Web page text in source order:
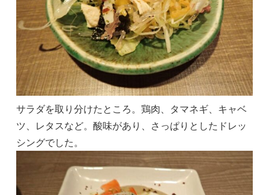
サラダを取り分けたところ。鶏肉、タマネギ、キャベ
ツ、レタスなど。酸味があり、さっぱりとしたドレッ
シングでした。